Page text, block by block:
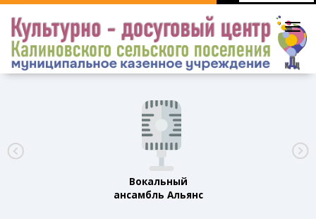
Вокальный
ансамбль Альянс